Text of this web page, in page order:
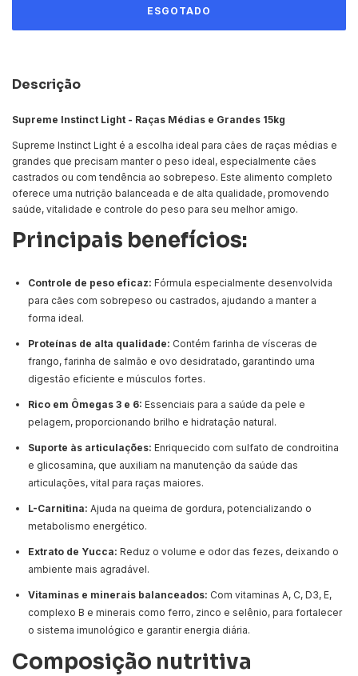
Descrição
Supreme Instinct Light - Raças Médias e Grandes 15kg
Supreme Instinct Light é a escolha ideal para cães de raças médias e
grandes que precisam manter o peso ideal, especialmente cães
castrados ou com tendência ao sobrepeso. Este alimento completo
oferece uma nutrição balanceada e de alta qualidade, promovendo
saúde, vitalidade e controle do peso para seu melhor amigo.
Principais benefícios:
Controle de peso eficaz: Fórmula especialmente desenvolvida
para cães com sobrepeso ou castrados, ajudando a manter a
forma ideal.
Proteínas de alta qualidade: Contém farinha de vísceras de
frango, farinha de salmão e ovo desidratado, garantindo uma
digestão eficiente e músculos fortes.
Rico em Ômegas 3 e 6: Essenciais para a saúde da pele e
pelagem, proporcionando brilho e hidratação natural.
Suporte às articulações: Enriquecido com sulfato de condroitina
e glicosamina, que auxiliam na manutenção da saúde das
articulações, vital para raças maiores.
L-Carnitina: Ajuda na queima de gordura, potencializando o
metabolismo energético.
Extrato de Yucca: Reduz o volume e odor das fezes, deixando o
ambiente mais agradável.
Vitaminas e minerais balanceados: Com vitaminas A, C, D3, E,
complexo B e minerais como ferro, zinco e selênio, para fortalecer
o sistema imunológico e garantir energia diária.
Composição nutritiva